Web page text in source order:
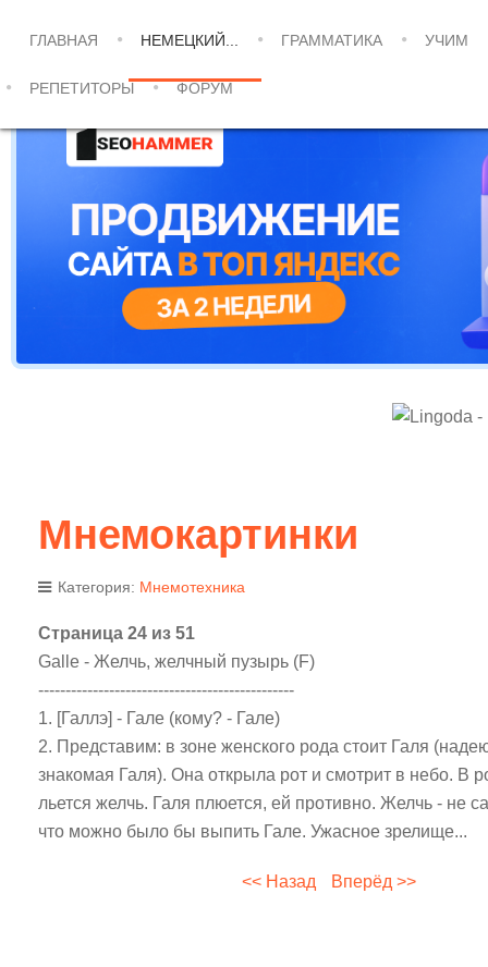
ГЛАВНАЯ НЕМЕЦКИЙ... ГРАММАТИКА УЧИМ
РЕПЕТИТОРЫ ФОРУМ
Мнемокартинки
Категория: Мнемотехника
Страница 24 из 51
Galle - Желчь, желчный пузырь (F)
-----------------------------------------------
1. [Галлэ] - Гале (кому? - Гале)
2. Представим: в зоне женского рода стоит Галя
знакомая Галя). Она открыла рот и смотрит в небо. В
льется желчь. Галя плюется, ей противно. Желчь - не
что можно было бы выпить Гале. Ужасное зрелище...
<< Назад Вперёд >>